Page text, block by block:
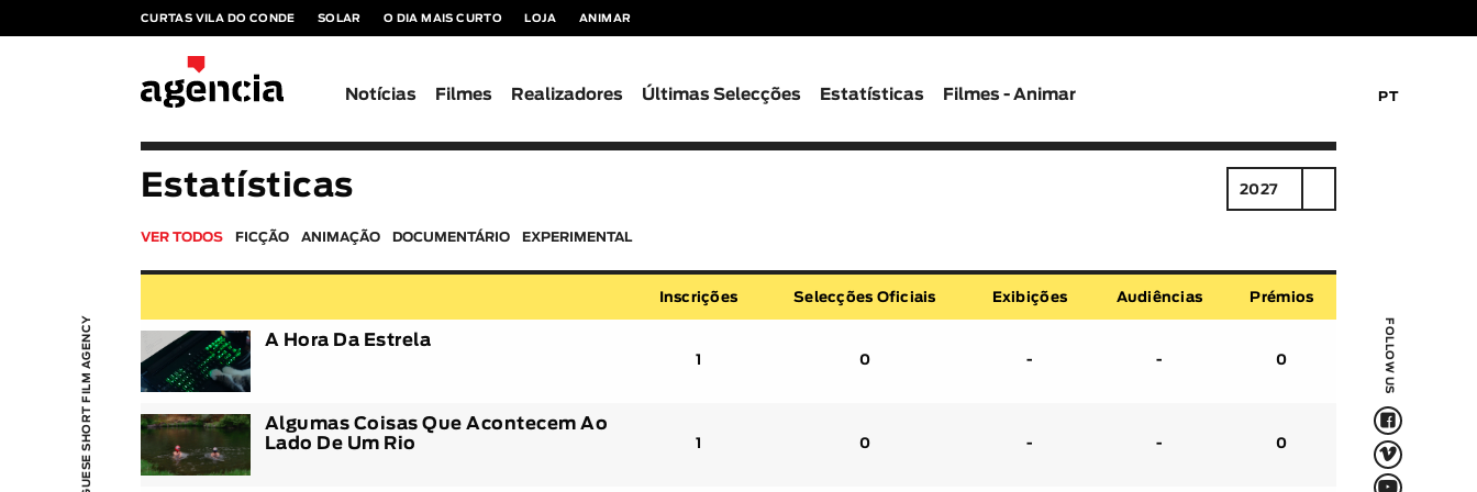
CURTAS VILA DO CONDE SOLAR O DIA MAIS CURTO LOJA ANIMAR
PT
Notícias Filmes Realizadores Últimas Selecções Estatísticas Filmes - Animar
PORTUGUESE SHORT FILM AGENCY FOLLOW US
F
V
Q
Estatísticas 2027
VER TODOS FICÇÃO ANIMAÇÃO DOCUMENTÁRIO EXPERIMENTAL
Inscrições Selecções Oficiais Exibições Audiências Prémios
A Hora Da Estrela
1 0 - - 0
Algumas Coisas Que Acontecem Ao
Lado De Um Rio
1 0 - - 0